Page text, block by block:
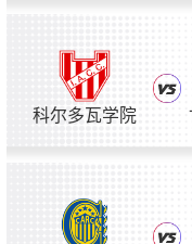
科尔多瓦学院